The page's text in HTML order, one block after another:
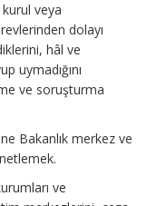
veya
dolayı
hâl ve
uymadığını
ve soruşturma
Bakanlık merkez ve
ve